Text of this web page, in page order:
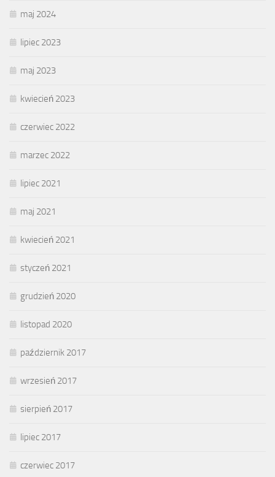
maj 2024
lipiec 2023
maj 2023
kwiecień 2023
czerwiec 2022
marzec 2022
lipiec 2021
maj 2021
kwiecień 2021
styczeń 2021
grudzień 2020
listopad 2020
październik 2017
wrzesień 2017
sierpień 2017
lipiec 2017
czerwiec 2017